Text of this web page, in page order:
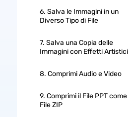
6. Salva le Immagini in un
Diverso Tipo di File
7. Salva una Copia delle
Immagini con Effetti Artistici
8. Comprimi Audio e Video
9. Comprimi il File PPT come
File ZIP